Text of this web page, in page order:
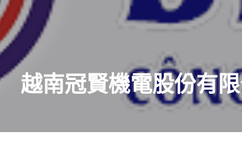
越南冠賢機電股份有